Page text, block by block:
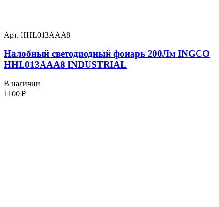
Арт. HHL013AAA8
Налобный светодиодный фонарь 200Лм INGCO
HHL013AAA8 INDUSTRIAL
В наличии
1100 ₽